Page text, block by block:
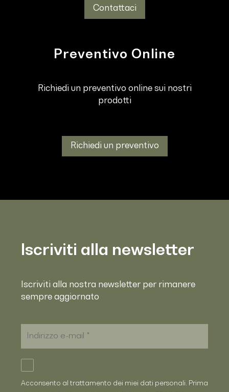
Contattaci
Preventivo Online
Richiedi un preventivo online sui nostri
prodotti
Richiedi un preventivo
Iscriviti alla newsletter
Iscriviti alla nostra newsletter per rimanere
sempre aggiornato
Acconsento al trattamento dei miei dati personali. Prima